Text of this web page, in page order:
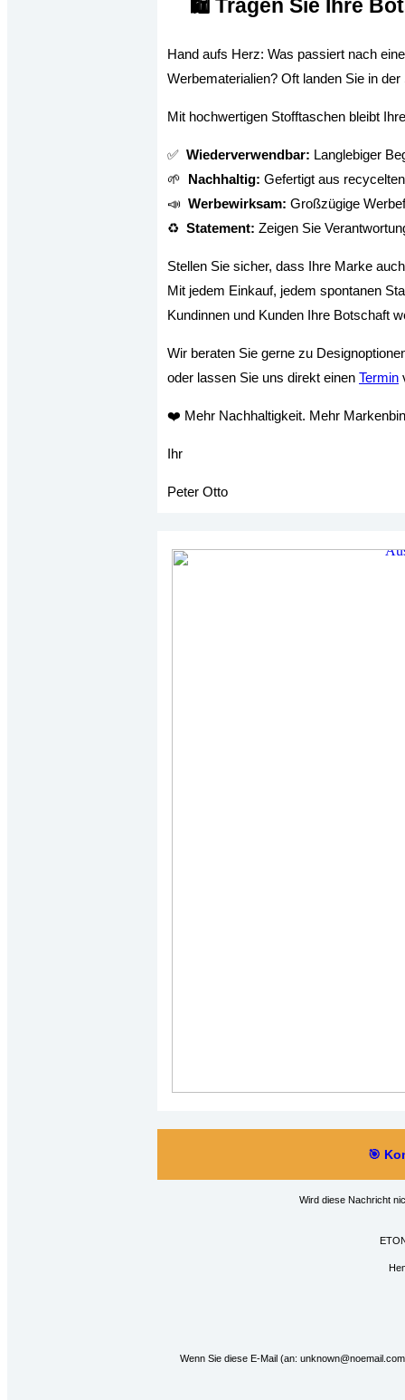
🛍️ Tragen Sie Ihre
Hand aufs Herz: Was passiert nach
Werbematerialien? Oft landen Sie in
Mit hochwertigen Stofftaschen bleibt
✅ Wiederverwendbar: Langlebiger
🌱 Nachhaltig: Gefertigt aus
📣 Werbewirksam: Großzügige
♻️ Statement: Zeigen Sie
Stellen Sie sicher, dass Ihre Marke
Mit jedem Einkauf, jedem spontanen
Kundinnen und Kunden Ihre Botschaft
Wir beraten Sie gerne zu
oder lassen Sie uns direkt einen Termin
❤️ Mehr Nachhaltigkeit. Mehr
Ihr
Peter Otto
🎯
Wird diese Nachricht
Wenn Sie diese E-Mail (an: